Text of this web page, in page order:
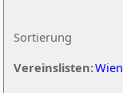
Sortierung
Vereinslisten:Wien